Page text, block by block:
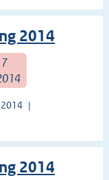
2014
2014